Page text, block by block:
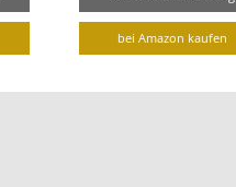
bei Amazon kaufen